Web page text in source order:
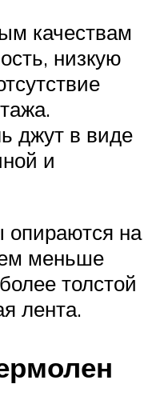
качествам
низкую
джут в виде
и
на
меньше
толстой
лента.